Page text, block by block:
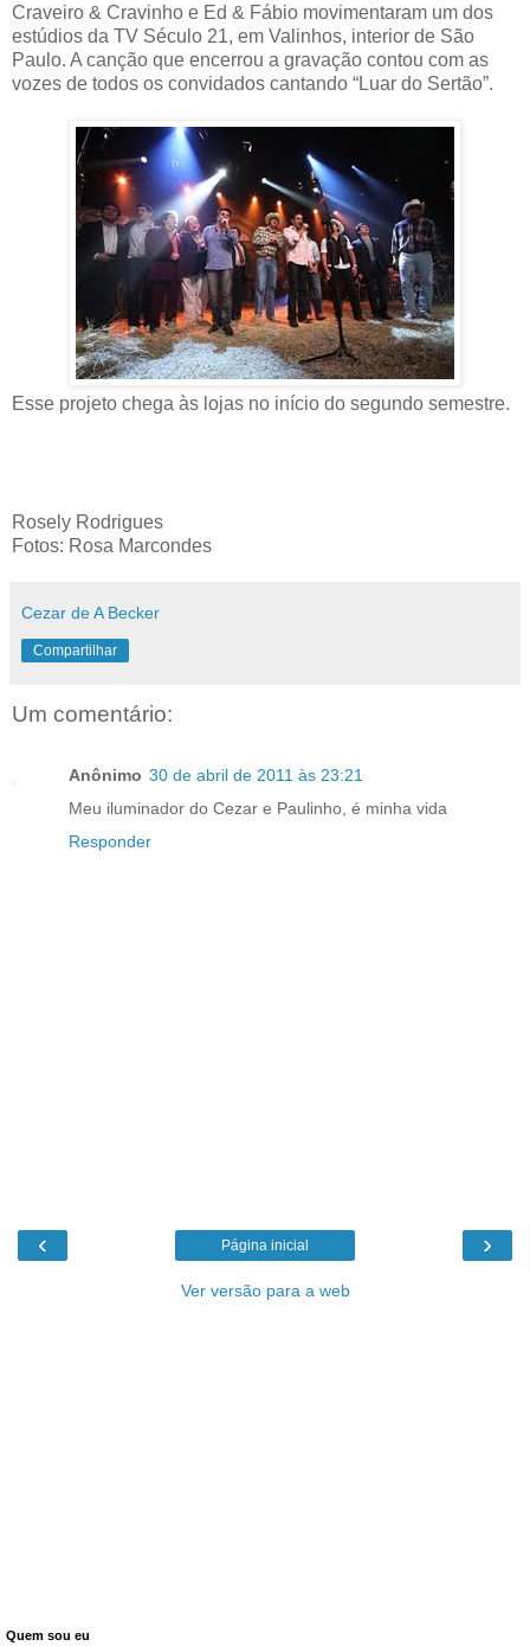
Craveiro & Cravinho e Ed & Fábio movimentaram um dos
estúdios da TV Século 21, em Valinhos, interior de São
Paulo. A canção que encerrou a gravação contou com as
vozes de todos os convidados cantando “Luar do Sertão”.
Esse projeto chega às lojas no início do segundo semestre.
Rosely Rodrigues
Fotos: Rosa Marcondes
Cezar de A Becker
Compartilhar
Um comentário:
Anônimo 30 de abril de 2011 às 23:21
Meu iluminador do Cezar e Paulinho, é minha vida
Responder
‹ ›
Página inicial
Ver versão para a web
Quem sou eu